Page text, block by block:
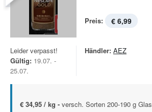
Preis: € 6,99
Leider verpasst!
Gültig: 19.07. -
25.07.
Händler: AEZ
€ 34,95 / kg - versch. Sorten 200-190 g Glas